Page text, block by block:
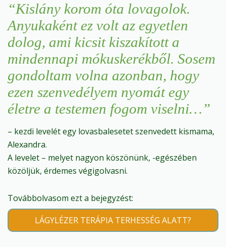
“Kislány korom óta lovagolok.
Anyukaként ez volt az egyetlen
dolog, ami kicsit kiszakított a
mindennapi mókuskerékből. Sosem
gondoltam volna azonban, hogy
ezen szenvedélyem nyomát egy
életre a testemen fogom viselni…”
– kezdi levelét egy lovasbalesetet szenvedett kismama,
Alexandra.
A levelet – melyet nagyon köszönünk, -egészében
közöljük, érdemes végigolvasni.
Továbbolvasom ezt a bejegyzést:
LÁGYLÉZER TERÁPIA TERHESSÉG ALATT?